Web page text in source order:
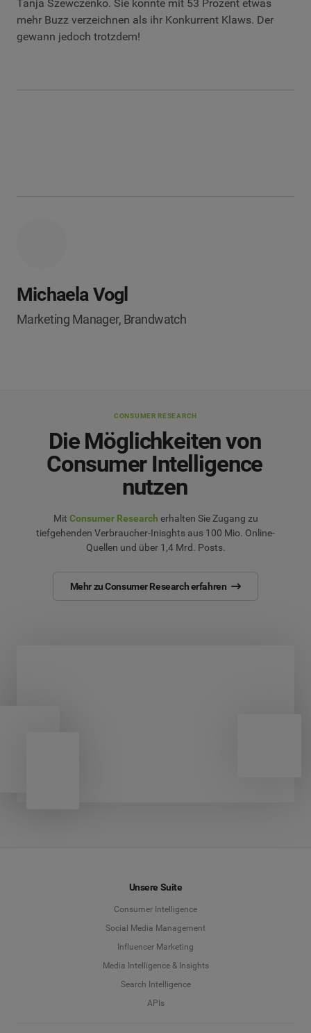
Tanja Szewczenko. Sie konnte mit 53 Prozent etwas
mehr Buzz verzeichnen als ihr Konkurrent Klaws. Der
gewann jedoch trotzdem!
Michaela Vogl
Marketing Manager, Brandwatch
CONSUMER RESEARCH
Die Möglichkeiten von
Consumer Intelligence
nutzen
Mit Consumer Research erhalten Sie Zugang zu
tiefgehenden Verbraucher-Inisghts aus 100 Mio. Online-
Quellen und über 1,4 Mrd. Posts.
Mehr zu Consumer Research erfahren
Unsere Suite
Consumer Intelligence
Social Media Management
Influencer Marketing
Media Intelligence & Insights
Search Intelligence
APIs